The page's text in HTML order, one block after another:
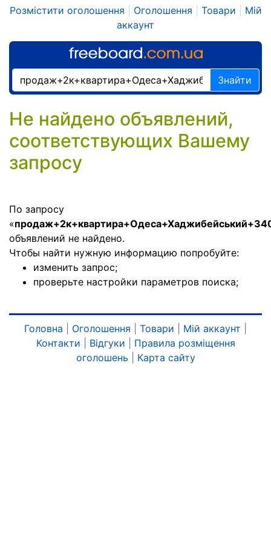
Розмістити оголошення Оголошення Товари
Мій
аккаунт
Знайти
Не найдено объявлений,
соответствующих Вашему
запросу
По запросу
«
объявлений не найдено.
Чтобы найти нужную информацию попробуйте:
изменить запрос;
проверьте настройки параметров поиска;
Головна Оголошення Товари Мій аккаунт
Контакти
Відгуки
Правила розміщення
оголошень
Карта сайту